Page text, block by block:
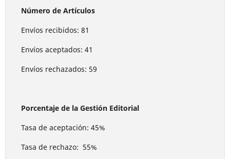
Número de Artículos
Envíos recibidos: 81
Envíos aceptados: 41
Envíos rechazados: 59
Porcentaje de la Gestión Editorial
Tasa de aceptación: 45%
Tasa de rechazo: 55%